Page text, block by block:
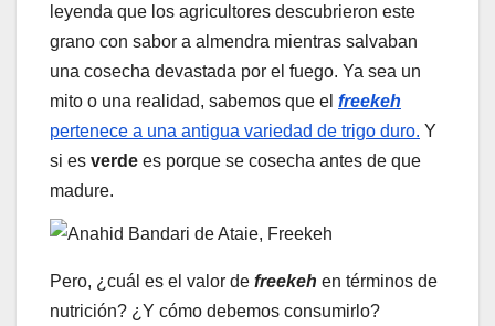
leyenda que los agricultores descubrieron este
grano con sabor a almendra mientras salvaban
una cosecha devastada por el fuego. Ya sea un
mito o una realidad, sabemos que el freekeh
pertenece a una antigua variedad de trigo duro. Y
si es verde es porque se cosecha antes de que
madure.
Pero, ¿cuál es el valor de freekeh en términos de
nutrición? ¿Y cómo debemos consumirlo?